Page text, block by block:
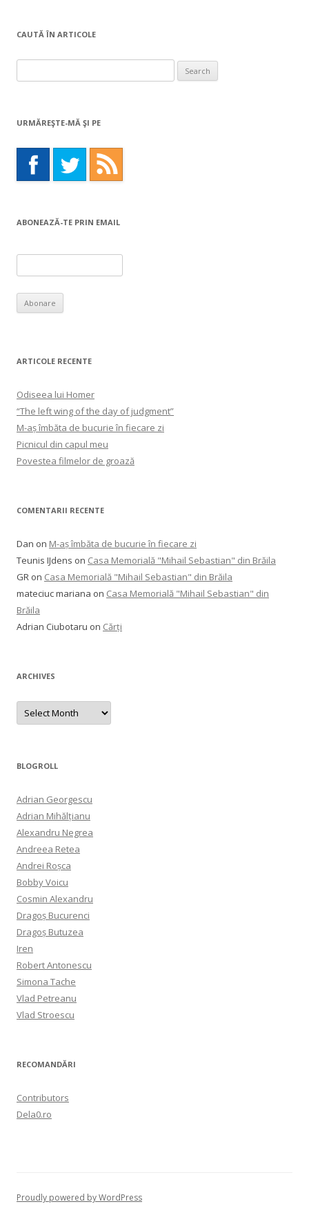
CAUTĂ ÎN ARTICOLE
for:
URMĂREŞTE-MĂ ŞI PE
ABONEAZĂ-TE PRIN EMAIL
ARTICOLE RECENTE
Odiseea lui Homer
“The left wing of the day of judgment”
M-aș îmbăta de bucurie în fiecare zi
Picnicul din capul meu
Povestea filmelor de groază
COMENTARII RECENTE
Dan on M-aș îmbăta de bucurie în fiecare zi
Teunis IJdens on Casa Memorială "Mihail Sebastian" din Brăila
GR on Casa Memorială "Mihail Sebastian" din Brăila
mateciuc mariana on Casa Memorială "Mihail Sebastian" din
Brăila
Adrian Ciubotaru on Cărți
ARCHIVES
Archives
BLOGROLL
Adrian Georgescu
Adrian Mihălțianu
Alexandru Negrea
Andreea Retea
Andrei Roșca
Bobby Voicu
Cosmin Alexandru
Dragoș Bucurenci
Dragoș Butuzea
Iren
Robert Antonescu
Simona Tache
Vlad Petreanu
Vlad Stroescu
RECOMANDĂRI
Contributors
Dela0.ro
Proudly powered by WordPress